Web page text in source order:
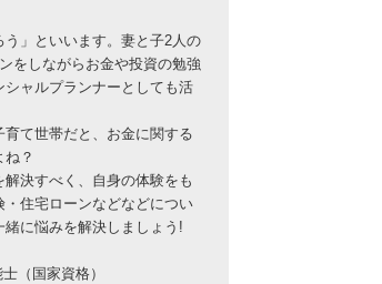
」といいます。妻と子2人の
をしながらお金や投資の勉強
ャルプランナーとしても活
て世帯だと、お金に関する
？
決すべく、自身の体験をも
・住宅ローンなどなどについ
に悩みを解決しましょう!
（国家資格）